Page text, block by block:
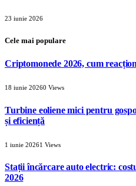
23 iunie 2026
Cele mai populare
Criptomonede 2026, cum
18 iunie 20260 Views
Turbine eoliene mici pentru
și eficiență
1 iunie 20261 Views
Stații încărcare auto electric:
2026